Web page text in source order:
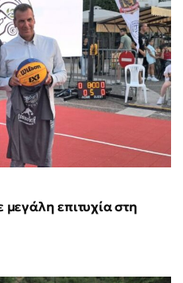
μεγάλη επιτυχία στη